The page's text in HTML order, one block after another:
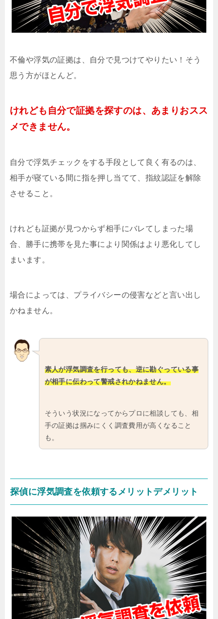
不倫や浮気の証拠は、自分で見つけてやりたい！そう
思う方がほとんど。
けれども自分で証拠を探すのは、あまりおスス
メできません。
自分で浮気チェックをする手段として良く有るのは、
相手が寝ている間に指を押し当てて、指紋認証を解除
させること。
けれども証拠が見つからず相手にバレてしまった場
合、勝手に携帯を見た事により関係はより悪化してし
まいます。
場合によっては、プライバシーの侵害などと言い出し
かねません。
素人が浮気調査を行っても、逆に勘ぐっている事
が相手に伝わって警戒されかねません。
そういう状況になってからプロに相談しても、相
手の証拠は掴みにくく調査費用が高くなること
も。
探偵に浮気調査を依頼するメリットデメリット